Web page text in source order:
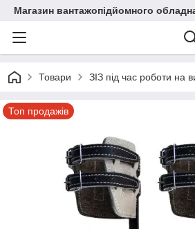
Магазин вантажопідйомного
Товари ЗІЗ під час роботи на
Топ продажів